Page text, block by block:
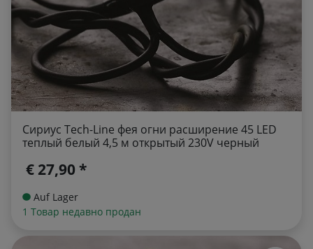
Сириус Tech-Line фея огни расширение 45 LED
теплый белый 4,5 м открытый 230V черный
€ 27,90 *
Auf Lager
1 Товар недавно продан